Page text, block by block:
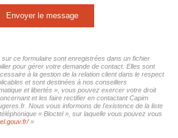
Envoyer le message
ce formulaire sont enregistrées dans un fichier
pour gérer votre demande de contact. Elles sont
à la gestion de la relation client dans le respect
et sont destinées à nos conseillers
et libertés », vous pouvez exercer votre droit
et les faire rectifier en contactant Capim
Nous vous informons de l'existence de la liste
« Bloctel », sur laquelle vous pouvez vous
»